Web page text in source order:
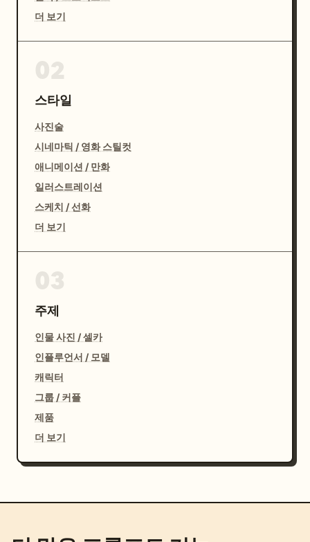
더 보기
스타일
사진술
시네마틱 / 영화 스틸컷
애니메이션 / 만화
일러스트레이션
스케치 / 선화
더 보기
주제
인물 사진 / 셀카
인플루언서 / 모델
캐릭터
그룹 / 커플
제품
더 보기